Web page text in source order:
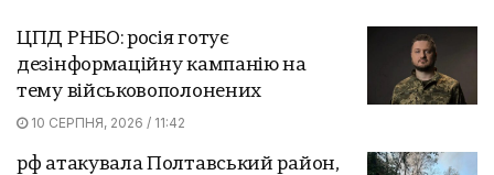
ЦПД РНБО: росія готує
дезінформаційну кампанію на
тему військовополонених
10 СЕРПНЯ, 2026 / 11:42
рф атакувала Полтавський район,